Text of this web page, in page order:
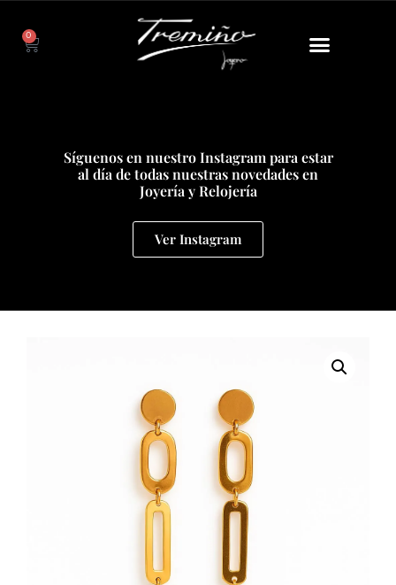
0
Síguenos en nuestro Instagram para estar
al día de todas nuestras novedades en
Joyería y Relojería
Ver Instagram